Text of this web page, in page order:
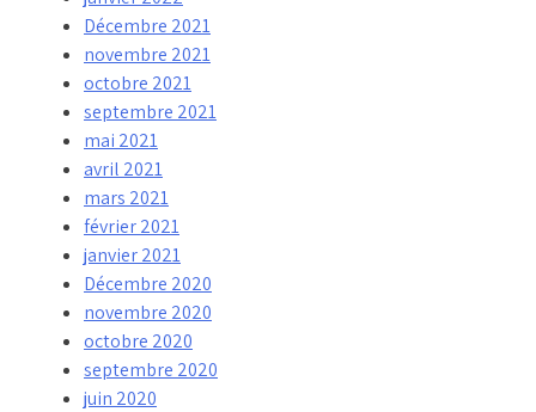
Décembre 2021
novembre 2021
octobre 2021
septembre 2021
mai 2021
avril 2021
mars 2021
février 2021
janvier 2021
Décembre 2020
novembre 2020
octobre 2020
septembre 2020
juin 2020